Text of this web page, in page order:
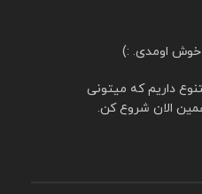
خوش اومدی. :)
داریم که میتونی
الان شروع کن.